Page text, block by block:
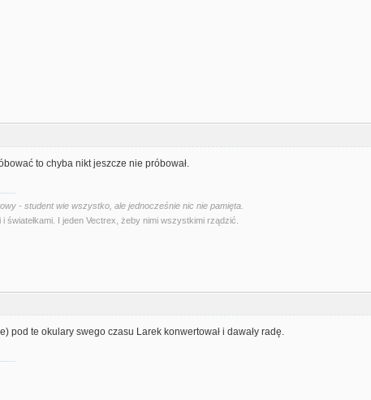
to chyba nikt jeszcze nie próbował.
- student wie wszystko, ale jednocześnie nic nie pamięta.
światełkami. I jeden Vectrex, żeby nimi wszystkimi rządzić.
pod te okulary swego czasu Larek konwertował i dawały radę.